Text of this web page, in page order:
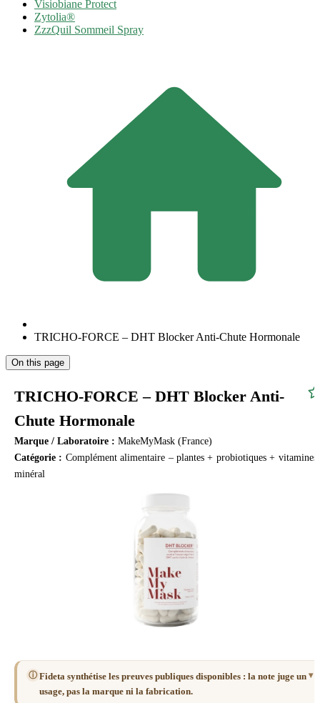
Visiobiane Protect
Zytolia®
ZzzQuil Sommeil Spray
TRICHO-FORCE – DHT Blocker Anti-Chute Hormonale
On this page
TRICHO-FORCE – DHT Blocker Anti-
Chute Hormonale
Marque / Laboratoire : MakeMyMask (France)
Catégorie : Complément alimentaire – plantes + probiotiques + vitamines
minéral
ⓘ Fideta synthétise les preuves publiques disponibles : la note juge un
usage, pas la marque ni la fabrication.